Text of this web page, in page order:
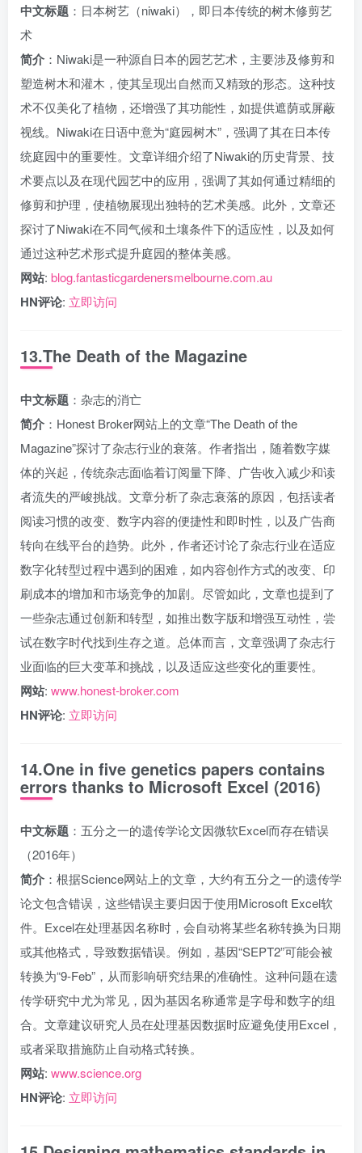
中文标题 ：日本树艺（niwaki），即日本传统的树木修剪艺
术
简介 ：Niwaki是一种源自日本的园艺艺术，主要涉及修剪和
塑造树木和灌木，使其呈现出自然而又精致的形态。这种技
术不仅美化了植物，还增强了其功能性，如提供遮荫或屏蔽
视线。Niwaki在日语中意为“庭园树木”，强调了其在日本传
统庭园中的重要性。文章详细介绍了Niwaki的历史背景、技
术要点以及在现代园艺中的应用，强调了其如何通过精细的
修剪和护理，使植物展现出独特的艺术美感。此外，文章还
探讨了Niwaki在不同气候和土壤条件下的适应性，以及如何
通过这种艺术形式提升庭园的整体美感。
网站: blog.fantasticgardenersmelbourne.com.au
HN评论: 立即访问
13.The Death of the Magazine
中文标题 ：杂志的消亡
简介 ：Honest Broker网站上的文章“The Death of the
Magazine”探讨了杂志行业的衰落。作者指出，随着数字媒
体的兴起，传统杂志面临着订阅量下降、广告收入减少和读
者流失的严峻挑战。文章分析了杂志衰落的原因，包括读者
阅读习惯的改变、数字内容的便捷性和即时性，以及广告商
转向在线平台的趋势。此外，作者还讨论了杂志行业在适应
数字化转型过程中遇到的困难，如内容创作方式的改变、印
刷成本的增加和市场竞争的加剧。尽管如此，文章也提到了
一些杂志通过创新和转型，如推出数字版和增强互动性，尝
试在数字时代找到生存之道。总体而言，文章强调了杂志行
业面临的巨大变革和挑战，以及适应这些变化的重要性。
网站: www.honest-broker.com
HN评论: 立即访问
14.One in five genetics papers contains
errors thanks to Microsoft Excel (2016)
中文标题 ：五分之一的遗传学论文因微软Excel而存在错误
（2016年）
简介 ：根据Science网站上的文章，大约有五分之一的遗传学
论文包含错误，这些错误主要归因于使用Microsoft Excel软
件。Excel在处理基因名称时，会自动将某些名称转换为日期
或其他格式，导致数据错误。例如，基因“SEPT2”可能会被
转换为“9-Feb”，从而影响研究结果的准确性。这种问题在遗
传学研究中尤为常见，因为基因名称通常是字母和数字的组
合。文章建议研究人员在处理基因数据时应避免使用Excel，
或者采取措施防止自动格式转换。
网站: www.science.org
HN评论: 立即访问